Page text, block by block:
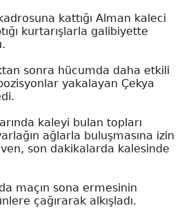
kattığı Alman kaleci
kurtarışlarla galibiyette
sonra hücumda daha etkili
yakalayan Çekya
kaleyi bulan topları
ağlarla buluşmasına izin
son dakikalarda kalesinde
maçın sona ermesinin
çağırarak alkışladı.